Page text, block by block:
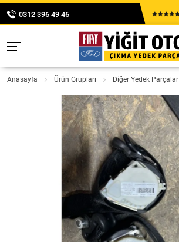
0312 396 49 46
Anasayfa Ürün Grupları Diğer Yedek Parçalar